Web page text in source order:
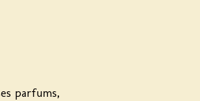
parfums,